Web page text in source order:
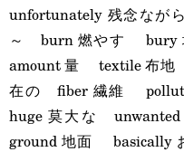
unfortunately 残念な
～ burn 燃やす bury
amount 量 textile 布地
在の fiber 繊維
huge 莫大な
ground 地面 basically